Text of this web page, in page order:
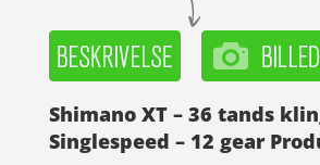
Shimano XT – 36 tands
Singlespeed – 12 gear